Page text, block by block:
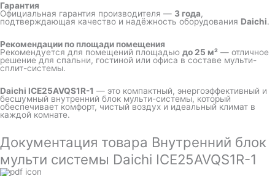
Гарантия
Официальная гарантия производителя — 3 года,
подтверждающая качество и надёжность оборудования Daichi.
Рекомендации по площади помещения
Рекомендуется для помещений площадью до 25 м² — отличное
решение для спальни, гостиной или офиса в составе мульти-
сплит-системы.
Daichi ICE25AVQS1R-1 — это компактный, энергоэффективный и
бесшумный внутренний блок мульти-системы, который
обеспечивает комфорт, чистый воздух и идеальный климат в
каждой комнате.
Документация товара Внутренний блок
мульти системы Daichi ICE25AVQS1R-1